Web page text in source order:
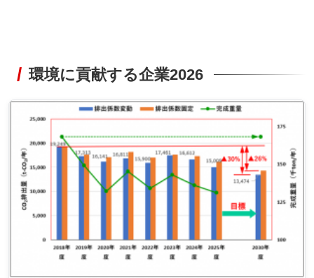
環境に貢献する企業2026